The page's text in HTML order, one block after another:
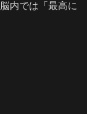
内では「最高に